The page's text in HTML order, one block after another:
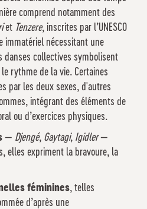
comprend notamment des
et Tenzere, inscrites par l’UNESCO
immatériel nécessitant une
danses collectives symbolisent
rythme de la vie. Certaines
par les deux sexes, d'autres
intégrant des éléments de
ou d’exercices physiques.
— Djengé, Gaytagi, Igidler—
elles expriment la bravoure, la
féminines, telles
d’après une